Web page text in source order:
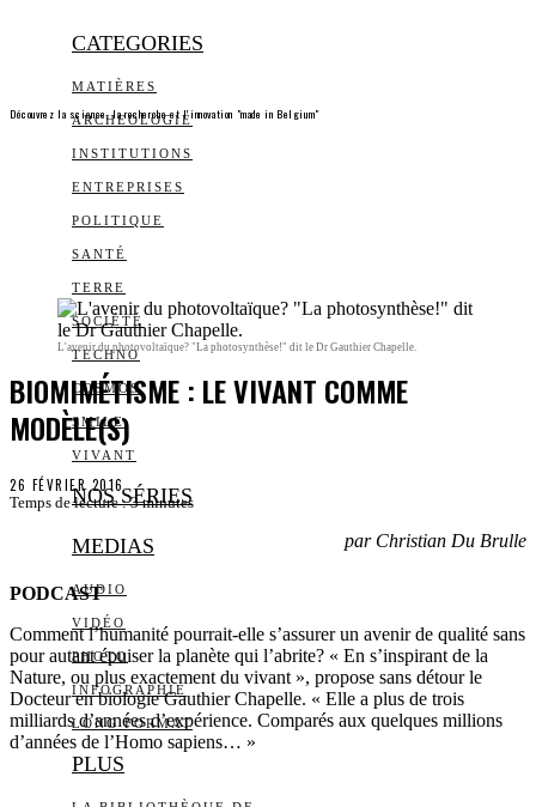
CATEGORIES
MATIÈRES
ARCHEOLOGIE
INSTITUTIONS
ENTREPRISES
POLITIQUE
SANTÉ
TERRE
SOCIÉTÉ
TECHNO
COSMOS
SMILE
VIVANT
NOS SÉRIES
MEDIAS
AUDIO
VIDÉO
PHOTO
INFOGRAPHIE
LONG FORMAT
PLUS
Découvrez la science, la recherche et l’innovation "made in Belgium"
L'avenir du photovoltaïque? "La photosynthèse!" dit le Dr Gauthier Chapelle.
BIOMIMÉTISME : LE VIVANT COMME
MODÈLE(S)
26 FÉVRIER 2016
Temps de lecture :3 minutes
par Christian Du Brulle
PODCAST
Comment l’humanité pourrait-elle s’assurer un avenir de qualité sans
pour autant épuiser la planète qui l’abrite? « En s’inspirant de la
Nature, ou plus exactement du vivant », propose sans détour le
Docteur en biologie Gauthier Chapelle. « Elle a plus de trois
milliards d’années d’expérience. Comparés aux quelques millions
d’années de l’Homo sapiens… »